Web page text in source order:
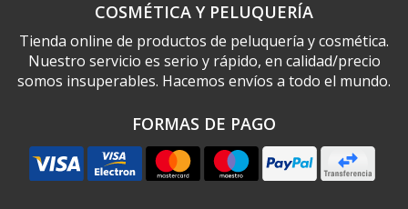
COSMÉTICA Y PELUQUERÍA
Tienda online de productos de peluquería y cosmética.
Nuestro servicio es serio y rápido, en calidad/precio
somos insuperables. Hacemos envíos a todo el mundo.
FORMAS DE PAGO